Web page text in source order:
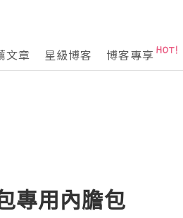
文章 星級博客 博客專享
專用內膽包